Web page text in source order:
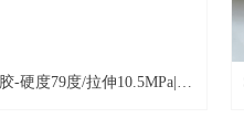
-硬度79度/拉伸10.5MPa|信